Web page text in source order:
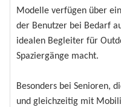
Modelle verfügen über
der Benutzer bei Bedarf
idealen Begleiter für
Spaziergänge macht.
Besonders bei Senioren,
und gleichzeitig mit